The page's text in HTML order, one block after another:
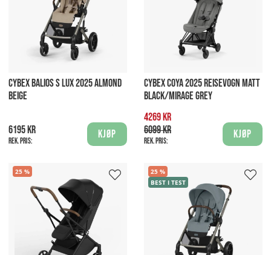
CYBEX BALIOS S LUX 2025 ALMOND
BEIGE
6195 kr
Rek. pris:
Kjøp
CYBEX COYA 2025 REISEVOGN MATT
BLACK/MIRAGE GREY
4269 kr
6099 kr
Rek. pris:
Kjøp
25
25
BEST I TEST